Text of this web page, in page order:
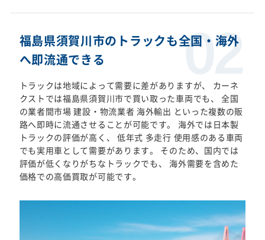
福島県須賀川市のトラックも全国・海外
へ即流通できる
トラックは地域によって需要に差がありますが、 カーネ
クストでは福島県須賀川市で買い取った車両でも、 全国
の業者間市場 建設・物流業者 海外輸出 といった複数の販
路へ即時に流通させることが可能です。 海外では日本製
トラックの評価が高く、 低年式 多走行 使用感のある車両
でも実用車として需要があります。 そのため、国内では
評価が低くなりがちなトラックでも、 海外需要を含めた
価格での高価買取が可能です。